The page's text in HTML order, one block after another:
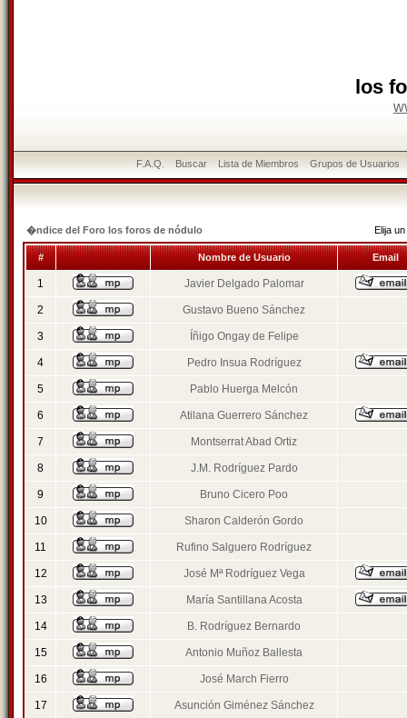
los
F.A.Q. Buscar Lista de Miembros Grupos de Usuarios
�ndice del Foro los foros de nódulo Elija
# Nombre de Usuario Email
1 Javier Delgado Palomar
2 Gustavo Bueno Sánchez
3 Íñigo Ongay de Felipe
4 Pedro Insua Rodríguez
5 Pablo Huerga Melcón
6 Atilana Guerrero Sánchez
7 Montserrat Abad Ortiz
8 J.M. Rodríguez Pardo
9 Bruno Cicero Poo
10 Sharon Calderón Gordo
11 Rufino Salguero Rodríguez
12 José Mª Rodríguez Vega
13 María Santillana Acosta
14 B. Rodríguez Bernardo
15 Antonio Muñoz Ballesta
16 José March Fierro
17 Asunción Giménez Sánchez